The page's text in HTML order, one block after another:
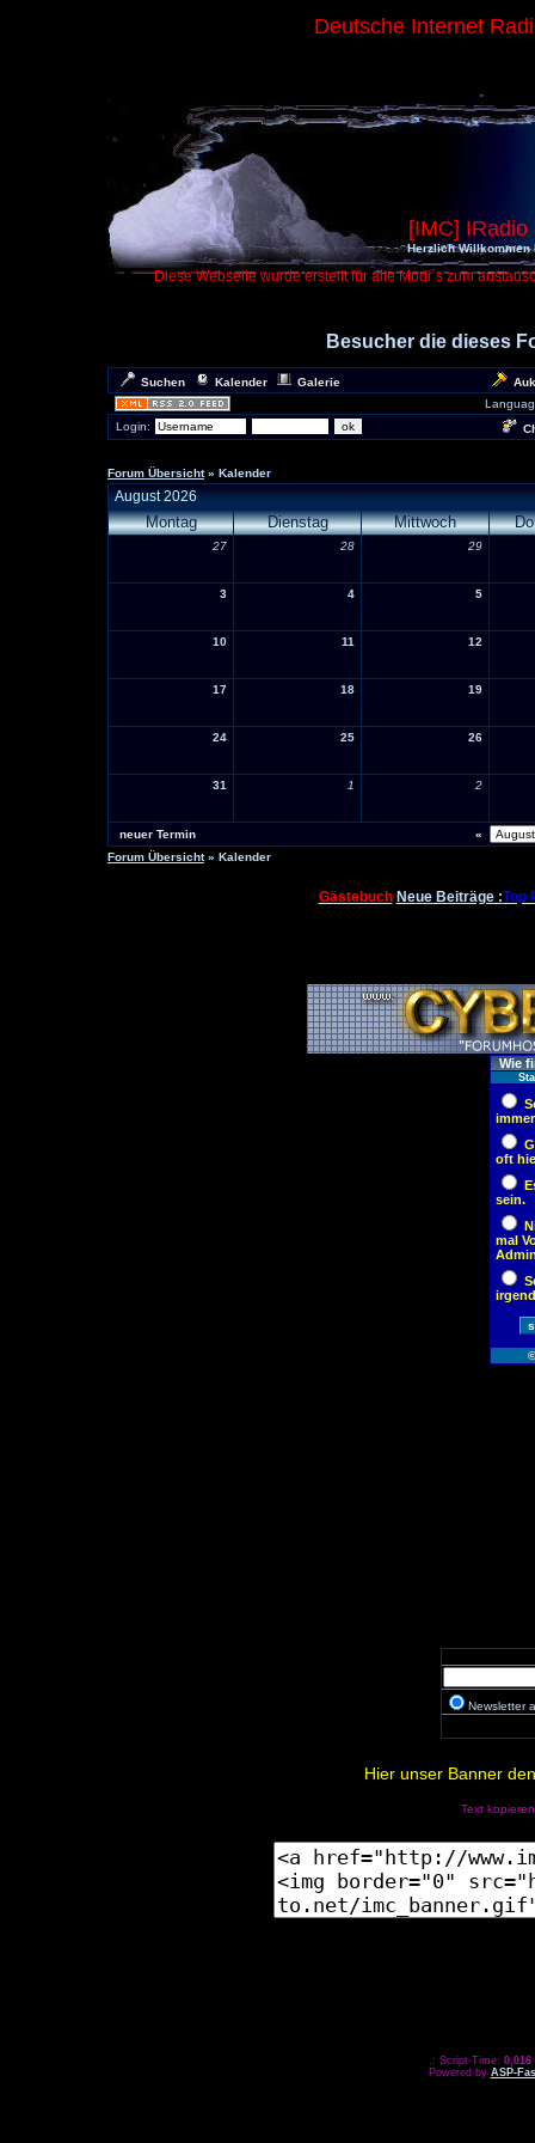
Deutsche Internet
[IMC]
Herzlich Willkommen
Diese Webseite wurde erstellt für alle Modi´s zum
Besucher die dieses
Suchen Kalender Galerie
Login:
Forum Übersicht» Kalender
August 2026
Montag Dienstag Mittwoch
27 28 29
3 4 5
10 11 12
17 18 19
24 25 26
31 1 2
neuer Termin
«
Forum Übersicht» Kalender
Gästebuch Neue Beiträge :Top
Newsletter
Hier unser Banner
Text
.: Script-Time: 0,016
Powered by ASP-